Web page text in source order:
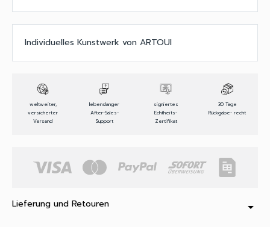
Individuelles Kunstwerk von ARTOUI
weltweiter,
versicherter
Versand
lebenslanger
After-Sales-
Support
signiertes
Echtheits-
Zertifikat
30 Tage
Rückgabe- recht
Lieferung und Retouren arrow_drop_down